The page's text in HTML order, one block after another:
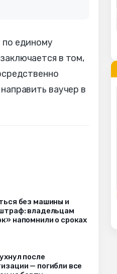
по единому
в том,
ваучер в
без машины и
владельцам
напомнили о сроках
после
— погибли все